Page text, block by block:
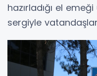
hazırladığı el
sergiyle